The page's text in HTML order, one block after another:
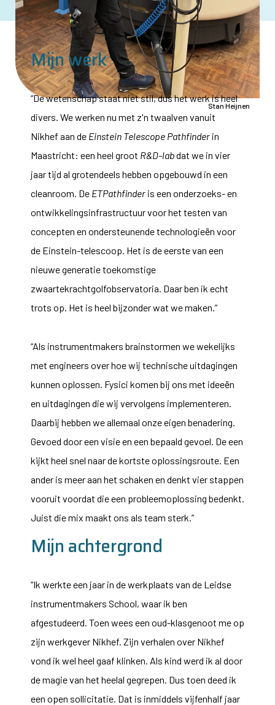
Stan Heijnen
Mijn werk
“De wetenschap staat niet stil, dus het werk is heel
divers. We werken nu met z'n twaalven vanuit
Nikhef aan de Einstein Telescope Pathfinder in
Maastricht: een heel groot R&D-labdat we in vier
jaar tijd al grotendeels hebben opgebouwd in een
cleanroom. De ETPathfinder is een onderzoeks- en
ontwikkelingsinfrastructuur voor het testen van
concepten en ondersteunende technologieën voor
de Einstein-telescoop. Het is de eerste van een
nieuwe generatie toekomstige
zwaartekrachtgolfobservatoria. Daar ben ik echt
trots op. Het is heel bijzonder wat we maken.”
“Als instrumentmakers brainstormen we wekelijks
met engineers over hoe wij technische uitdagingen
kunnen oplossen. Fysici komen bij ons met ideeën
en uitdagingen die wij vervolgens implementeren.
Daarbij hebben we allemaal onze eigen benadering.
Gevoed door een visie en een bepaald gevoel. De een
kijkt heel snel naar de kortste oplossingsroute. Een
ander is meer aan het schaken en denkt vier stappen
vooruit voordat die een probleemoplossing bedenkt.
Juist die mix maakt ons als team sterk.”
Mijn achtergrond
“Ik werkte een jaar in de werkplaats van de Leidse
instrumentmakers School, waar ik ben
afgestudeerd. Toen wees een oud-klasgenoot me op
zijn werkgever Nikhef. Zijn verhalen over Nikhef
vond ik wel heel gaaf klinken. Als kind werd ik al door
de magie van het heelal gegrepen. Dus toen deed ik
een open sollicitatie. Dat is inmiddels vijfenhalf jaar